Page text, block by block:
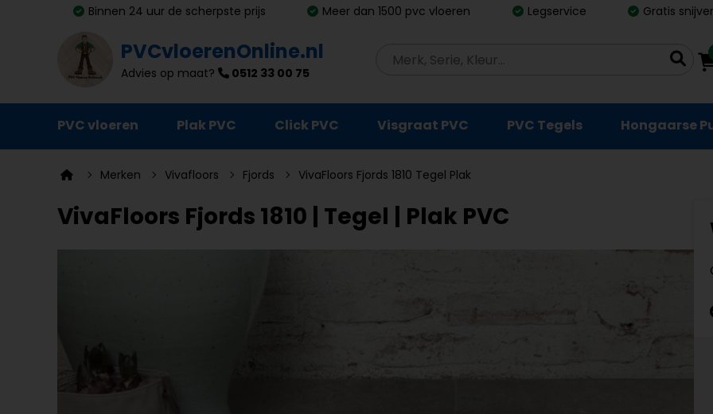
Binnen 24 uur de scherpste prijs Meer dan 1500 pvc vloeren Legservice Gratis
PVCvloerenOnline.nl
Advies op maat? 0512 33 00 75
PVC vloeren Plak PVC Click PVC Visgraat PVC PVC Tegels Hongaarse
Ondervloeren
Plinten
Traprenovatie
Merken Vivafloors Fjords VivaFloors Fjords 1810 Tegel Plak
VivaFloors Fjords 1810 | Tegel | Plak PVC